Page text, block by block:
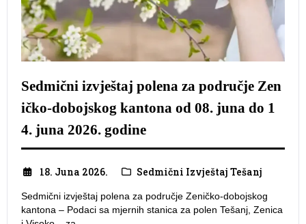
Sedmični izvještaj polena za područje Zen
ičko-dobojskog kantona od 08. juna do 1
4. juna 2026. godine
18. Juna 2026. Sedmični Izvještaj Tešanj
Sedmični izvještaj polena za područje Zeničko-dobojskog
kantona – Podaci sa mjernih stanica za polen Tešanj, Zenica